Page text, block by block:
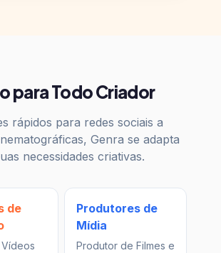
rápidos para redes sociais a
Genra se adapta
necessidades criativas.
de
Produtores de
Mídia
Produtor de Filmes e
Curtas